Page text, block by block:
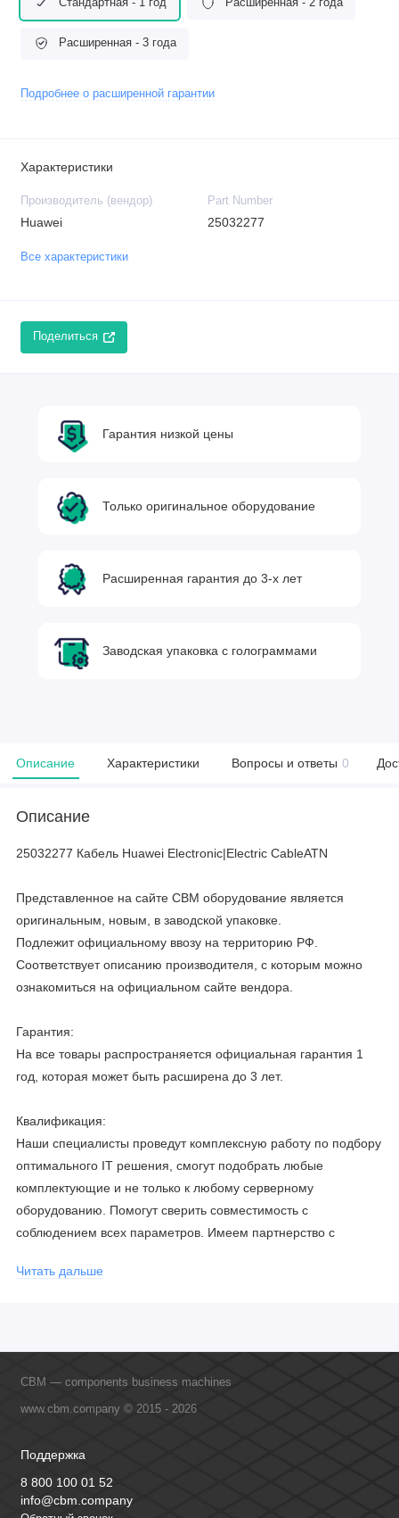
Стандартная - 1 год Расширенная - 2 года
Расширенная - 3 года
Подробнее о расширенной гарантии
Характеристики
Производитель (вендор)
Huawei
Part Number
25032277
Все характеристики
Поделиться
Гарантия низкой цены
Только оригинальное оборудование
Расширенная гарантия до 3-х лет
Заводская упаковка с голограммами
Описание Характеристики Вопросы и ответы 0
Описание
25032277 Кабель Huawei Electronic|Electric CableATN
Представленное на сайте CBM оборудование является
оригинальным, новым, в заводской упаковке.
Подлежит официальному ввозу на территорию РФ.
Соответствует описанию производителя, с которым можно
ознакомиться на официальном сайте вендора.
Гарантия:
На все товары распространяется официальная гарантия 1
год, которая может быть расширена до 3 лет.
Квалификация:
Наши специалисты проведут комплексную работу по подбору
оптимального IT решения, смогут подобрать любые
комплектующие и не только к любому серверному
оборудованию. Помогут сверить совместимость с
соблюдением всех параметров. Имеем партнерство с
обучение сотрудников, что позволяет исключить ошибки даже
Читать дальше
CBM — components business machines
www.cbm.company © 2015 - 2026
Поддержка
8 800 100 01 52
info@cbm.company